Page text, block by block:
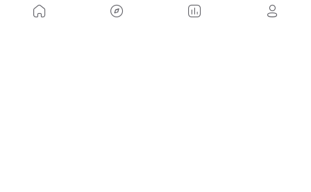
Mapa del sitio
Aviso Legal